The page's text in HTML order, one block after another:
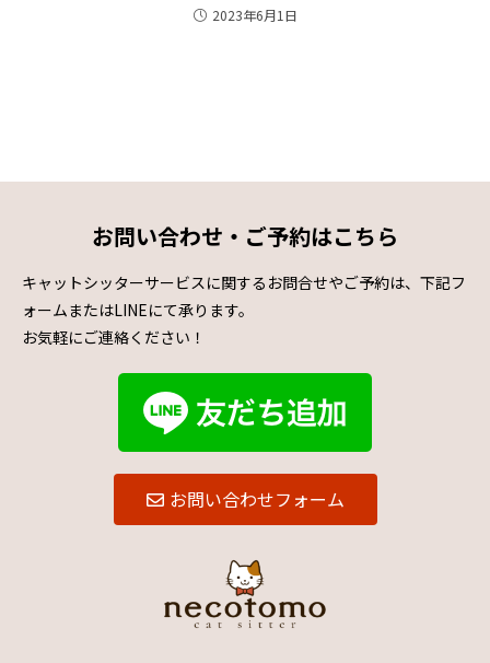
2023年6月1日
お問い合わせ・ご予約はこちら
キャットシッターサービスに関するお問合せやご予約は、下記フ
ォームまたはLINEにて承ります。
お気軽にご連絡ください！
お問い合わせフォーム